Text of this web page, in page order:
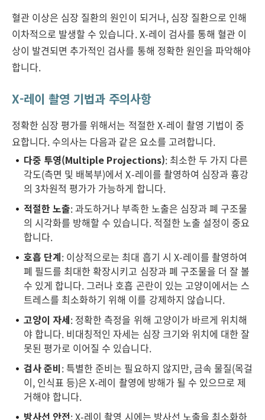
혈관 이상은 심장 질환의 원인이 되거나, 심장 질환으로 인해
이차적으로 발생할 수 있습니다. X-레이 검사를 통해 혈관 이
상이 발견되면 추가적인 검사를 통해 정확한 원인을 파악해야
합니다.
X-레이 촬영 기법과 주의사항
정확한 심장 평가를 위해서는 적절한 X-레이 촬영 기법이 중
요합니다. 수의사는 다음과 같은 요소를 고려합니다.
다중 투영(Multiple Projections): 최소한 두 가지 다른
각도(측면 및 배복부)에서 X-레이를 촬영하여 심장과 흉강
의 3차원적 평가가 가능하게 합니다.
적절한 노출: 과도하거나 부족한 노출은 심장과 폐 구조물
의 시각화를 방해할 수 있습니다. 적절한 노출 설정이 중요
합니다.
호흡 단계: 이상적으로는 최대 흡기 시 X-레이를 촬영하여
폐 필드를 최대한 확장시키고 심장과 폐 구조물을 더 잘 볼
수 있게 합니다. 그러나 호흡 곤란이 있는 고양이에서는 스
트레스를 최소화하기 위해 이를 강제하지 않습니다.
고양이 자세: 정확한 측정을 위해 고양이가 바르게 위치해
야 합니다. 비대칭적인 자세는 심장 크기와 위치에 대한 잘
못된 평가로 이어질 수 있습니다.
검사 준비: 특별한 준비는 필요하지 않지만, 금속 물질(목걸
이, 인식표 등)은 X-레이 촬영에 방해가 될 수 있으므로 제
거해야 합니다.
방사선 안전: X-레이 촬영 시에는 방사선 노출을 최소화하